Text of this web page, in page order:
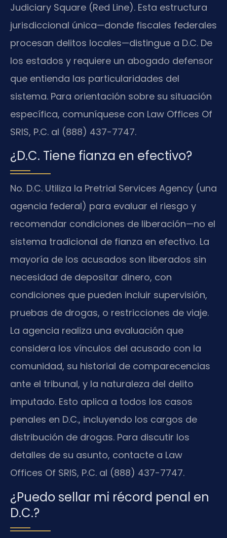
Judiciary Square (Red Line). Esta estructura
jurisdiccional única—donde fiscales federales
procesan delitos locales—distingue a D.C. De
los estados y requiere un abogado defensor
que entienda las particularidades del
sistema. Para orientación sobre su situación
específica, comuníquese con Law Offices Of
SRIS, P.C. al (888) 437-7747.
¿D.C. Tiene fianza en efectivo?
No. D.C. Utiliza la Pretrial Services Agency (una
agencia federal) para evaluar el riesgo y
recomendar condiciones de liberación—no el
sistema tradicional de fianza en efectivo. La
mayoría de los acusados son liberados sin
necesidad de depositar dinero, con
condiciones que pueden incluir supervisión,
pruebas de drogas, o restricciones de viaje.
La agencia realiza una evaluación que
considera los vínculos del acusado con la
comunidad, su historial de comparecencias
ante el tribunal, y la naturaleza del delito
imputado. Esto aplica a todos los casos
penales en D.C., incluyendo los cargos de
distribución de drogas. Para discutir los
detalles de su asunto, contacte a Law
Offices Of SRIS, P.C. al (888) 437-7747.
¿Puedo sellar mi récord penal en
D.C.?